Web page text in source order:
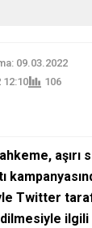
09.03.2022
12:10
106
aşırı
Twitter
ilgili